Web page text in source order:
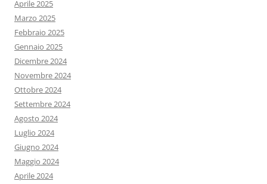
Aprile 2025
Marzo 2025
Febbraio 2025
Gennaio 2025
Dicembre 2024
Novembre 2024
Ottobre 2024
Settembre 2024
Agosto 2024
Luglio 2024
Giugno 2024
Maggio 2024
Aprile 2024